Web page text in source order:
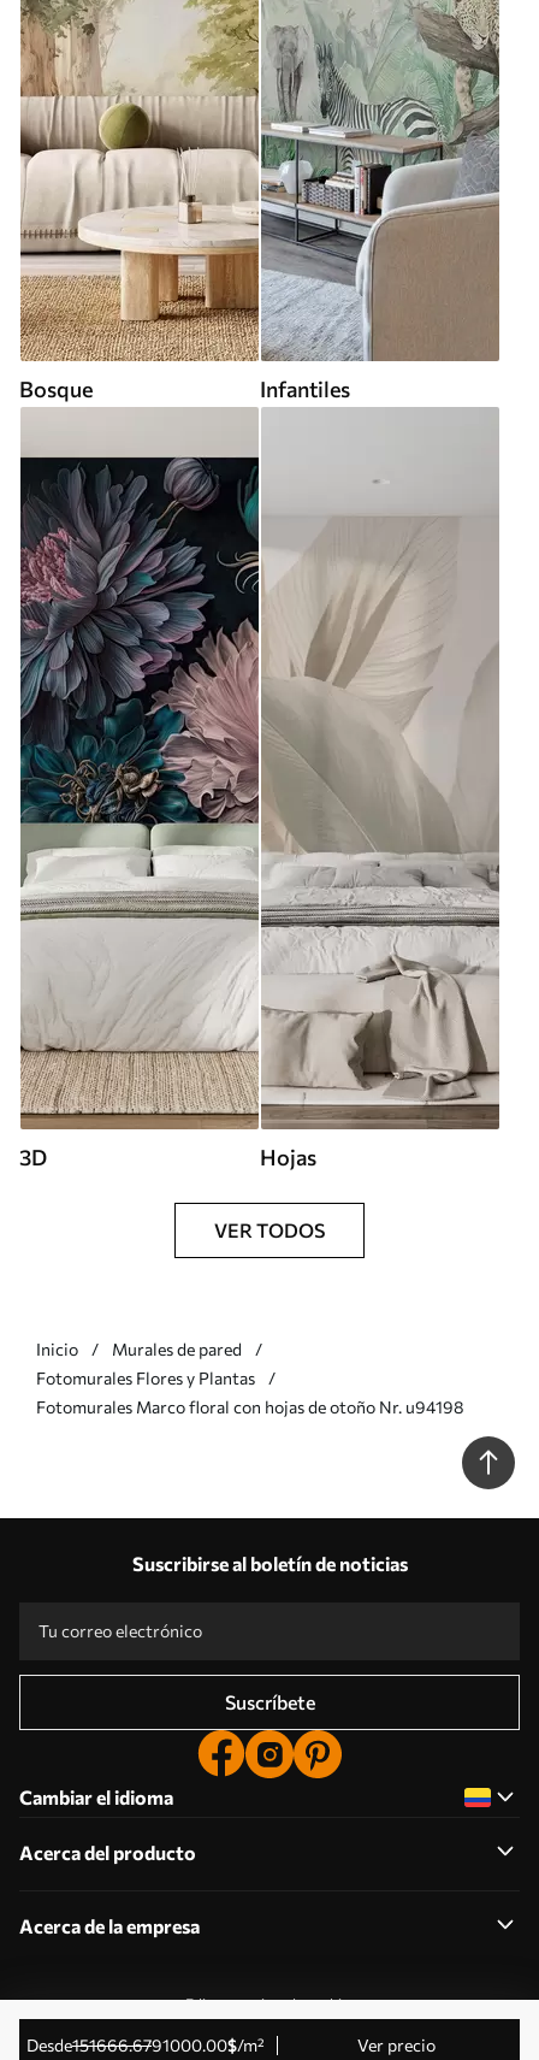
desde151666.6791000.00$/m² Ver precio
Bosque Infantiles
3D Hojas
VER TODOS
Inicio
Murales de pared
Fotomurales Flores y Plantas
Fotomurales Marco floral con hojas de otoño Nr. u94198
Suscribirse al boletín de noticias
Suscríbete
Cambiar el idioma
Acerca del producto
Acerca de la empresa
Editar permisos de cookies
© 2011-2026 Uwalls . Todos los derechos reservados.